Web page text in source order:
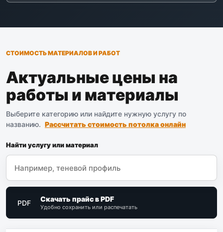
СТОИМОСТЬ МАТЕРИАЛОВ И РАБОТ
Актуальные цены на
работы и материалы
Выберите категорию или найдите нужную услугу по
названию. Рассчитать стоимость потолка онлайн
Найти услугу или материал
PDF Скачать прайс в PDF
Удобно сохранить или распечатать